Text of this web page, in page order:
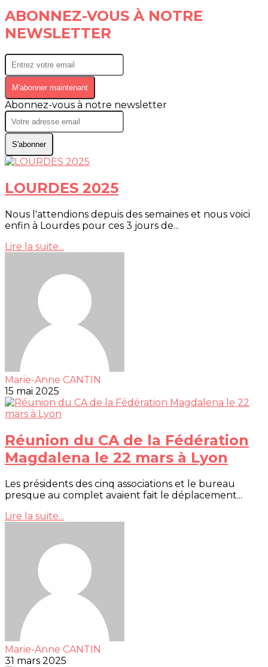
ABONNEZ-VOUS À NOTRE
NEWSLETTER
M'abonner maintenant
Abonnez-vous à notre newsletter
S'abonner
LOURDES 2025
Nous l'attendions depuis des semaines et nous voici
enfin à Lourdes pour ces 3 jours de...
Lire la suite...
Marie-Anne CANTIN
15 mai 2025
Réunion du CA de la Fédération
Magdalena le 22 mars à Lyon
Les présidents des cinq associations et le bureau
presque au complet avaient fait le déplacement...
Lire la suite...
Marie-Anne CANTIN
31 mars 2025